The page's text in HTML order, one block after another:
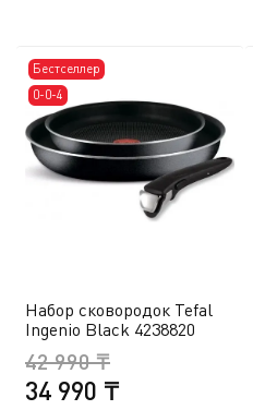
Бестселлер
0-0-4
Набор сковородок Tefal
Ingenio Black 4238820
34 990 ₸
42 990 ₸